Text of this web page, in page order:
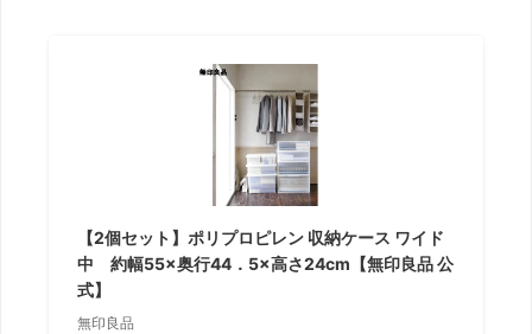
【2個セット】ポリプロピレン 収納ケース ワイド
中 約幅55×奥行44．5×高さ24cm【無印良品 公
式】
無印良品